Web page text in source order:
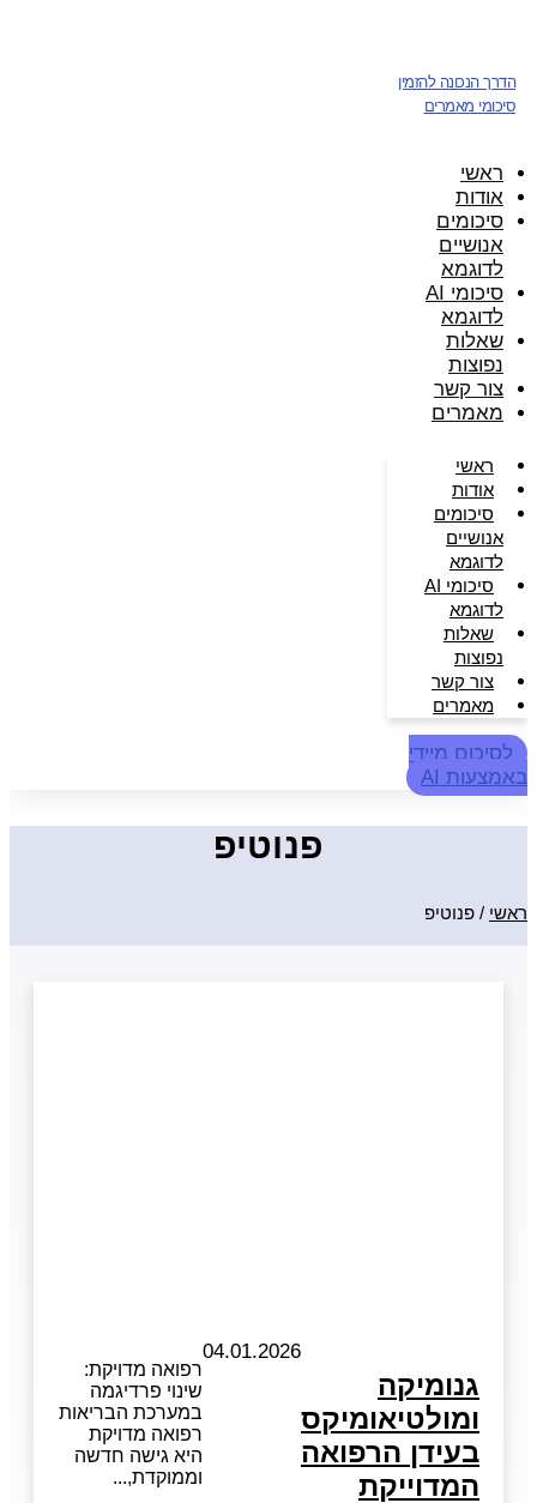
הדרך הנכונה להזמין
סיכומי מאמרים
ראשי
אודות
סיכומים
אנושיים
לדוגמא
סיכומי AI
לדוגמא
שאלות
נפוצות
צור קשר
מאמרים
ראשי
אודות
סיכומים
אנושיים
לדוגמא
סיכומי AI
לדוגמא
שאלות
נפוצות
צור קשר
מאמרים
לסיכום מיידי
באמצעות AI
פנוטיפ
ראשי / פנוטיפ
גנומיקה
ומולטיאומיקס
בעידן הרפואה
המדוייקת
04.01.2026
רפואה מדויקת:
שינוי פרדיגמה
במערכת הבריאות
רפואה מדויקת
היא גישה חדשה
וממוקדת,